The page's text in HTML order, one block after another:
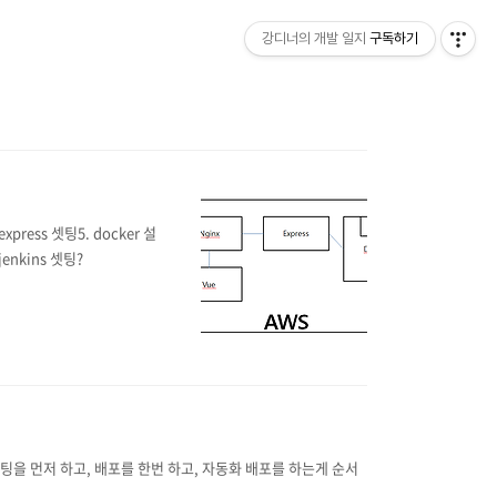
셋팅5. docker 설
셋팅?
먼저 하고, 배포를 한번 하고, 자동화 배포를 하는게 순서
강디너의 개발 일지 구독하기